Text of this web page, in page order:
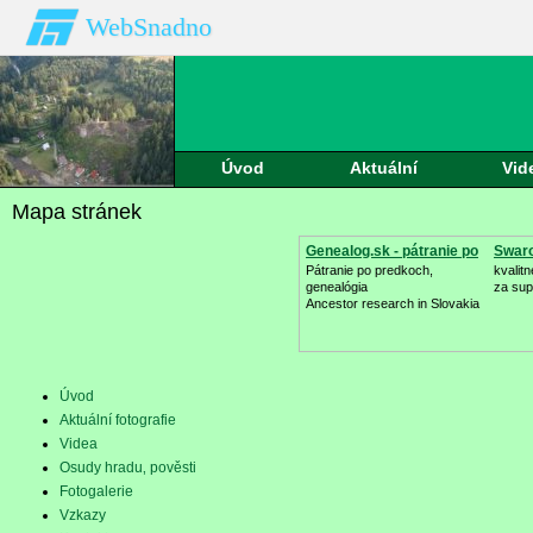
WebSnadno
Úvod
Aktuální
Mapa stránek
Genealog.sk - pátranie po
Pátranie po predkoch,
genealógia
Ancestor research in Slovakia
za
Úvod
Aktuální fotografie
Videa
Osudy hradu‚ pověsti
Fotogalerie
Vzkazy